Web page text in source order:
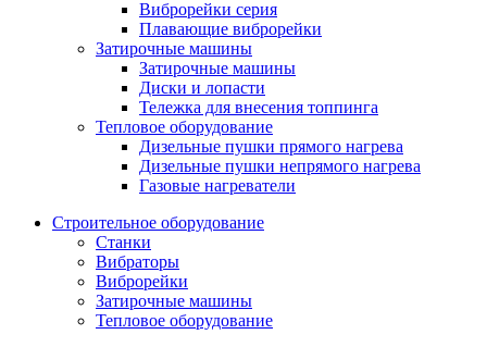
Виброрейки серия
Плавающие виброрейки
Затирочные машины
Затирочные машины
Диски и лопасти
Тележка для внесения топпинга
Тепловое оборудование
Дизельные пушки прямого нагрева
Дизельные пушки непрямого нагрева
Газовые нагреватели
Строительное оборудование
Станки
Вибраторы
Виброрейки
Затирочные машины
Тепловое оборудование